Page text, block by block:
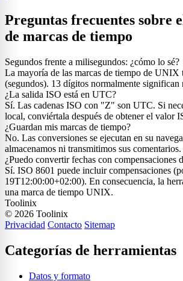
Preguntas frecuentes sobre
de marcas de tiempo
Segundos frente a milisegundos: ¿cómo lo sé?
La mayoría de las marcas de tiempo de UNIX
(segundos). 13 dígitos normalmente significan
¿La salida ISO está en UTC?
Sí. Las cadenas ISO con "Z" son UTC. Si
local, conviértala después de obtener el valor
¿Guardan mis marcas de tiempo?
No. Las conversiones se ejecutan en su
almacenamos ni transmitimos sus comentarios.
¿Puedo convertir fechas con compensaciones
Sí. ISO 8601 puede incluir compensaciones
19T12:00:00+02:00). En consecuencia, la
una marca de tiempo UNIX.
Toolinix
© 2026 Toolinix
Privacidad Contacto Sitemap
Categorías de herramientas
Datos y formato